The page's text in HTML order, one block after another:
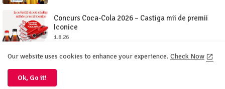
Concurs Coca-Cola 2026 – Castiga mii de premii
Iconice
1.8.26
Our website uses cookies to enhance your experience. Check Now
Ok, Go it!